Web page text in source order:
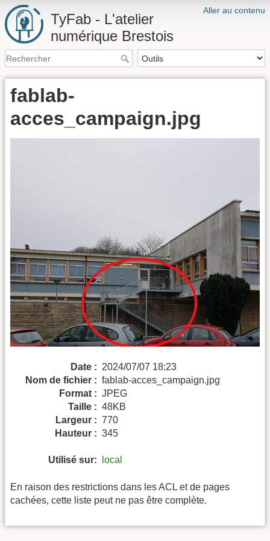
Aller au contenu
TyFab - L'atelier
numérique Brestois
fablab-
acces_campaign.jpg
Date : 2024/07/07 18:23
Nom de fichier : fablab-acces_campaign.jpg
Format : JPEG
Taille : 48KB
Largeur : 770
Hauteur : 345
Utilisé sur: local
En raison des restrictions dans les ACL et de pages
cachées, cette liste peut ne pas être complète.